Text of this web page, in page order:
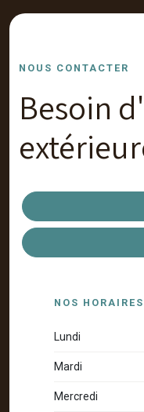
NOUS CONTACTER
Besoin
NOS HORAIRES
Lundi
Mardi
Mercredi